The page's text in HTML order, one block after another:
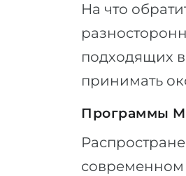
На что
подходящих
принимать
Программы
современном